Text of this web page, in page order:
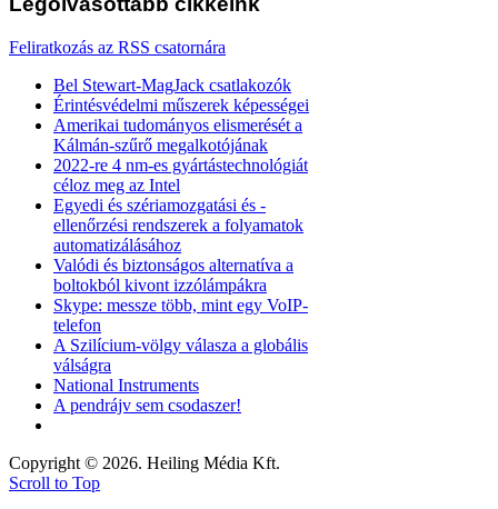
Feliratkozás az RSS csatornára
Bel Stewart-MagJack csatlakozók
Érintésvédelmi műszerek képességei
Amerikai tudományos elismerését a
Kálmán-szűrő megalkotójának
2022-re 4 nm-es gyártástechnológiát
céloz meg az Intel
Egyedi és szériamozgatási és -
ellenőrzési rendszerek a folyamatok
automatizálásához
Valódi és biztonságos alternatíva a
boltokból kivont izzólámpákra
Skype: messze több, mint egy VoIP-
telefon
A Szilícium-völgy válasza a globális
válságra
National Instruments
A pendrájv sem csodaszer!
Copyright © 2026. Heiling Média Kft.
Scroll to Top